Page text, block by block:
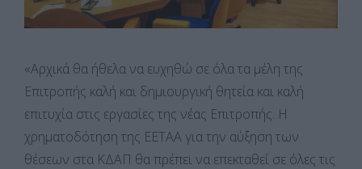
«Αρχικά θα ήθελα να ευχηθώ σε όλα τα μέλη της
Επιτροπής καλή και δημιουργική θητεία και καλή
επιτυχία στις εργασίες της νέας Επιτροπής. Η
χρηματοδότηση της ΕΕΤΑΑ για την αύξηση των
θέσεων στα ΚΔΑΠ θα πρέπει να επεκταθεί σε όλες τις